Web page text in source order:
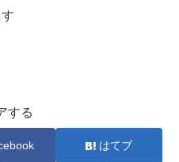
する
はてブ